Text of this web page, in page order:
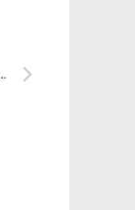
вузов будут сокращены